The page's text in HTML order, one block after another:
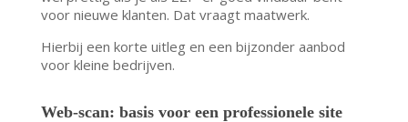
voor nieuwe klanten. Dat vraagt maatwerk.
Hierbij een korte uitleg en een bijzonder aanbod
voor kleine bedrijven.
Web-scan: basis voor een professionele site